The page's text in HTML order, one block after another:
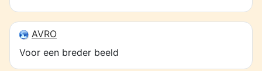
AVRO
Voor een breder beeld